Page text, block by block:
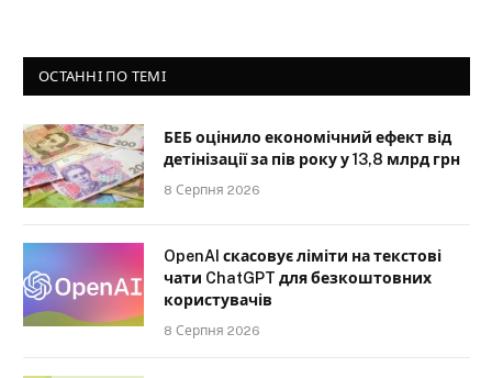
ОСТАННІ ПО ТЕМІ
БЕБ оцінило економічний ефект від
детінізації за пів року у 13,8 млрд грн
8 Серпня 2026
OpenAI скасовує ліміти на текстові
чати ChatGPT для безкоштовних
користувачів
8 Серпня 2026